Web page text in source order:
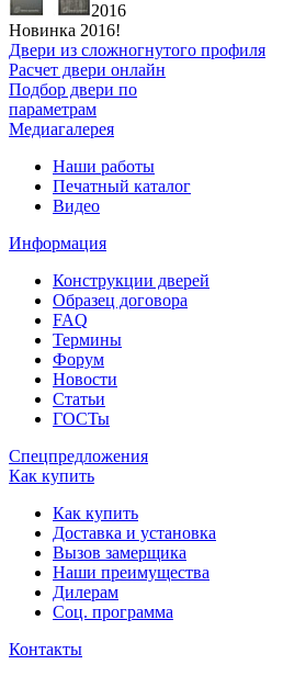
2016
Новинка 2016!
Двери из сложногнутого профиля
Расчет двери онлайн
Подбор двери по
параметрам
Медиагалерея
Наши работы
Печатный каталог
Видео
Информация
Конструкции дверей
Образец договора
FAQ
Термины
Форум
Новости
Статьи
ГОСТы
Спецпредложения
Как купить
Как купить
Доставка и установка
Вызов замерщика
Наши преимущества
Дилерам
Соц. программа
Контакты